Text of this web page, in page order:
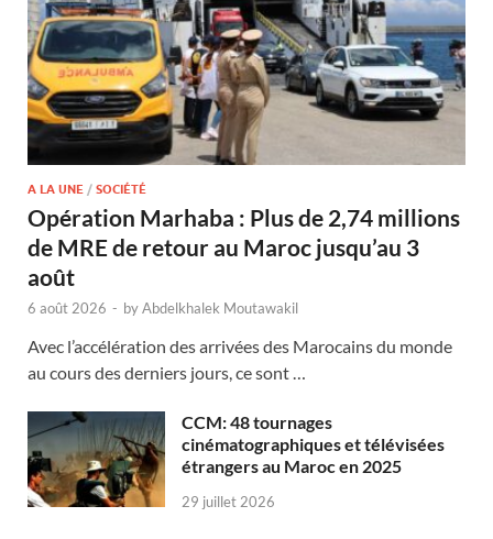
A LA UNE / SOCIÉTÉ
Opération Marhaba : Plus de 2,74 millions
de MRE de retour au Maroc jusqu’au 3
août
6 août 2026 - byAbdelkhalek Moutawakil
Avec l’accélération des arrivées des Marocains du monde
au cours des derniers jours, ce sont …
CCM: 48 tournages
cinématographiques et télévisées
étrangers au Maroc en 2025
29 juillet 2026